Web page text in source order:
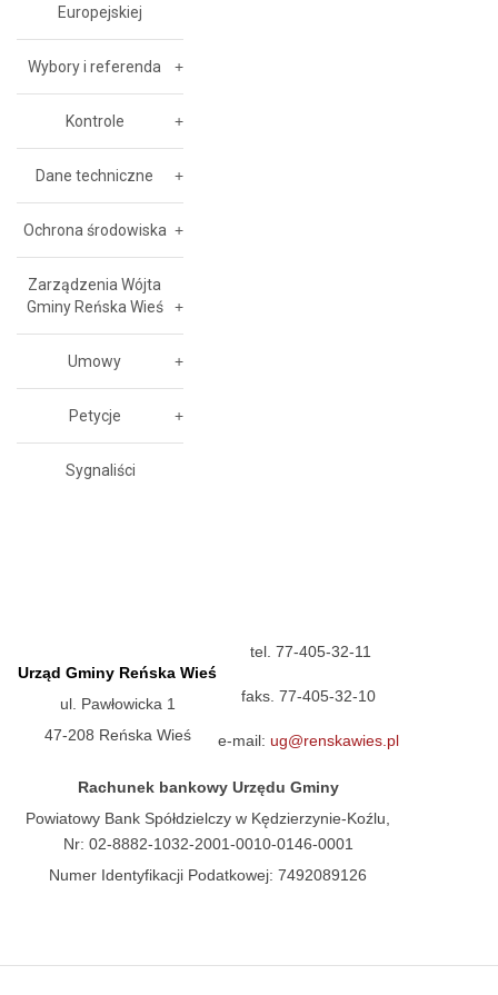
Europejskiej
Wybory i referenda
Kontrole
Dane techniczne
Ochrona środowiska
Zarządzenia Wójta
Gminy Reńska Wieś
Umowy
Petycje
Sygnaliści
Urząd Gminy Reńska Wieś
ul. Pawłowicka 1
47-208 Reńska Wieś
tel. 77-405-32-11
faks. 77-405-32-10
e-mail: ug@renskawies.pl
Rachunek bankowy Urzędu Gminy
Powiatowy Bank Spółdzielczy w Kędzierzynie-Koźlu,
Nr: 02-8882-1032-2001-0010-0146-0001
Numer Identyfikacji Podatkowej: 7492089126